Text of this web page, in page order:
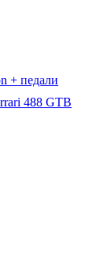
+ педали
488 GTB